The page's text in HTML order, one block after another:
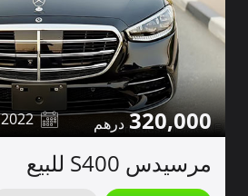
320,000
2022
مرسيدس S400 للبيع